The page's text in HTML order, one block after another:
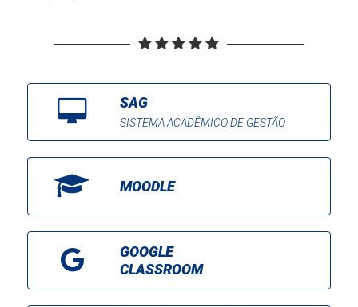
SAG
SISTEMA ACADÊMICO DE GESTÃO
MOODLE
GOOGLE
CLASSROOM